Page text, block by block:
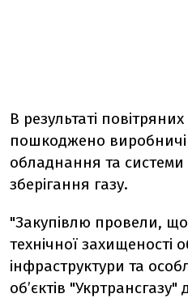
В результаті
пошкоджено
обладнання та системи
зберігання газу.
"Закупівлю провели,
технічної захищеності
інфраструктури та
об’єктів